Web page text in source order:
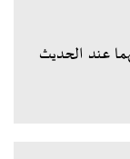
عند الحديث